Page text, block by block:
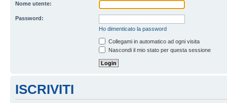
Nome utente:
Password:
Ho dimenticato la password
Collegami in automatico ad ogni visita
Nascondi il mio stato per questa sessione
ISCRIVITI